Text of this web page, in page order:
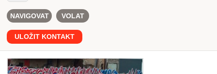
NAVIGOVAT VOLAT
ULOŽIT KONTAKT